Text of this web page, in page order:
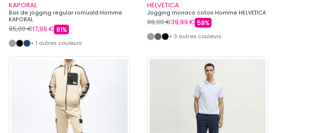
KAPORAL
Bas de jogging regular romuald Homme
KAPORAL
95,00 €17,99 € 81%
+ 1 autres couleurs
HELVETICA
Jogging monaco coton Homme HELVETICA
99,00 €39,99 € 59%
+ 3 autres couleurs